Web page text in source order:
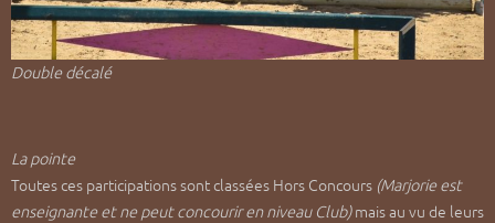
Double décalé
La pointe
Toutes ces participations sont classées Hors Concours (Marjorie est
enseignante et ne peut concourir en niveau Club)mais au vu de leurs